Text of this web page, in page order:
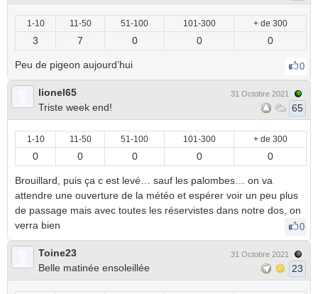
1-10 11-50 51-100 101-300 + de 300
3 7 0 0 0
Peu de pigeon aujourd’hui 0
lionel65
Triste week end!
31 Octobre 2021
65
1-10 11-50 51-100 101-300 + de 300
0 0 0 0 0
Brouillard, puis ça c est levé… sauf les palombes… on va
attendre une ouverture de la météo et espérer voir un peu plus
de passage mais avec toutes les réservistes dans notre dos, on
verra bien
0
Toine23
Belle matinée ensoleillée
31 Octobre 2021
23